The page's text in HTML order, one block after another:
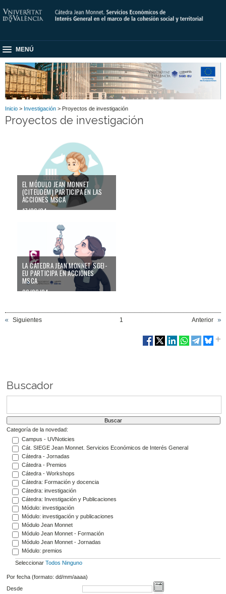
MENÚ
Inicio > Investigación > Proyectos de investigación
Proyectos de investigación
EL MÓDULO JEAN MONNET
(CITEUDEM) PARTICIPA EN LAS
ACCIONES MSCA
17/06/24
LA CÁTEDRA JEAN MONNET SGEI-
EU PARTICIPA EN ACCIONES
MSCA
06/06/24
Siguientes Anterior
1
Buscador
Categoría de la novedad:
Campus - UVNoticies
Cát. SIEGE Jean Monnet. Servicios Económicos de Interés General
Cátedra - Jornadas
Cátedra - Premios
Cátedra - Workshops
Cátedra: Formación y docencia
Cátedra: investigación
Cátedra: Investigación y Publicaciones
Módulo: investigación
Módulo: investigación y publicaciones
Módulo Jean Monnet
Módulo Jean Monnet - Formación
Módulo Jean Monnet - Jornadas
Módulo: premios
Seleccionar Todos Ninguno
Por fecha (formato: dd/mm/aaaa)
Desde